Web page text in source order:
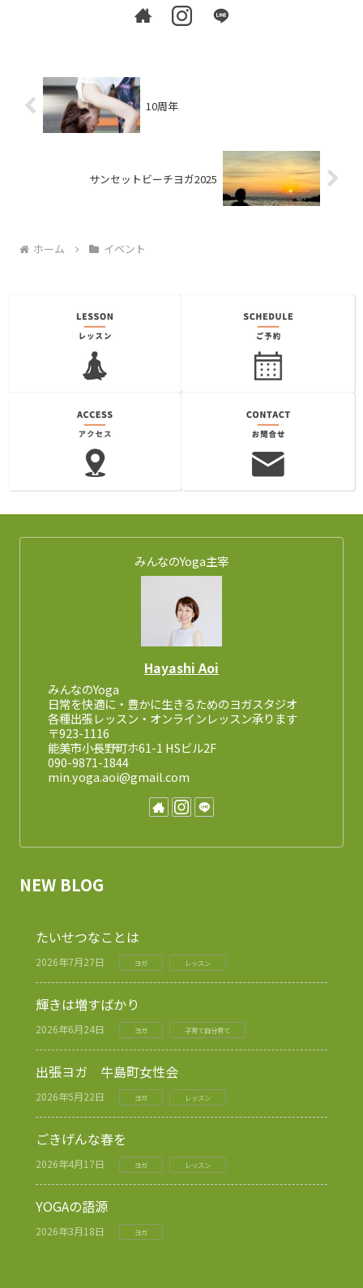
10周年
サンセットビーチヨガ2025
ホーム イベント
みんなのYoga主宰
Hayashi Aoi
みんなのYoga
日常を快適に・豊かに生きるためのヨガスタジオ
各種出張レッスン・オンラインレッスン承ります
〒923-1116
能美市小長野町ホ61-1 HSビル2F
090-9871-1844
min.yoga.aoi@gmail.com
NEW BLOG
たいせつなことは
2026年7月27日 ヨガ レッスン
輝きは増すばかり
2026年6月24日 ヨガ 子育て自分育て
出張ヨガ 牛島町女性会
2026年5月22日 ヨガ レッスン
ごきげんな春を
2026年4月17日 ヨガ レッスン
YOGAの語源
2026年3月18日 ヨガ